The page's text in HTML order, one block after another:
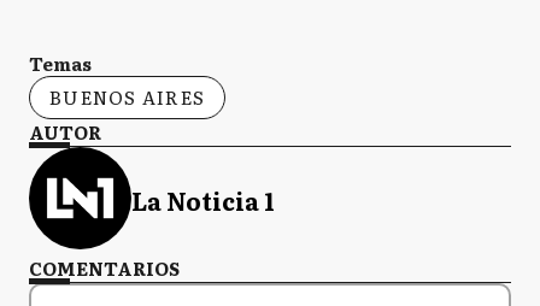
Temas
BUENOS AIRES
AUTOR
La Noticia 1
COMENTARIOS